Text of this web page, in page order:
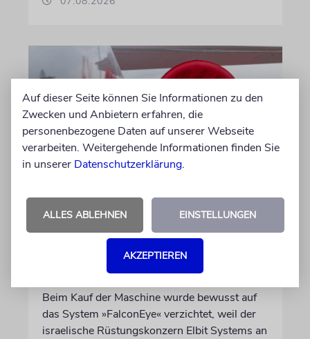
Wegen Israel-Boykott:
Irisches Regierungsflugzeug
kann nicht mehr im Nebel
Beim Kauf der Maschine wurde bewusst auf
das System »FalconEye« verzichtet, weil der
israelische Rüstungskonzern Elbit Systems an
Auf dieser Seite können Sie Informationen zu den
Zwecken und Anbietern erfahren, die
personenbezogene Daten auf unserer Webseite
verarbeiten. Weitergehende Informationen finden Sie
in unserer Datenschutzerklärung.
ALLES ABLEHNEN EINSTELLUNGEN
AKZEPTIEREN